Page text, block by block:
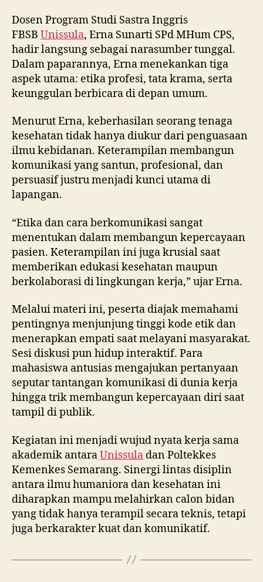
Dosen Program Studi Sastra Inggris
FBSB Unissula, Erna Sunarti SPd MHum CPS,
hadir langsung sebagai narasumber tunggal.
Dalam paparannya, Erna menekankan tiga
aspek utama: etika profesi, tata krama, serta
keunggulan berbicara di depan umum.
Menurut Erna, keberhasilan seorang tenaga
kesehatan tidak hanya diukur dari penguasaan
ilmu kebidanan. Keterampilan membangun
komunikasi yang santun, profesional, dan
persuasif justru menjadi kunci utama di
lapangan.
“Etika dan cara berkomunikasi sangat
menentukan dalam membangun kepercayaan
pasien. Keterampilan ini juga krusial saat
memberikan edukasi kesehatan maupun
berkolaborasi di lingkungan kerja,” ujar Erna.
Melalui materi ini, peserta diajak memahami
pentingnya menjunjung tinggi kode etik dan
menerapkan empati saat melayani masyarakat.
Sesi diskusi pun hidup interaktif. Para
mahasiswa antusias mengajukan pertanyaan
seputar tantangan komunikasi di dunia kerja
hingga trik membangun kepercayaan diri saat
tampil di publik.
Kegiatan ini menjadi wujud nyata kerja sama
akademik antaraUnissula dan Poltekkes
Kemenkes Semarang. Sinergi lintas disiplin
antara ilmu humaniora dan kesehatan ini
diharapkan mampu melahirkan calon bidan
yang tidak hanya terampil secara teknis, tetapi
juga berkarakter kuat dan komunikatif.